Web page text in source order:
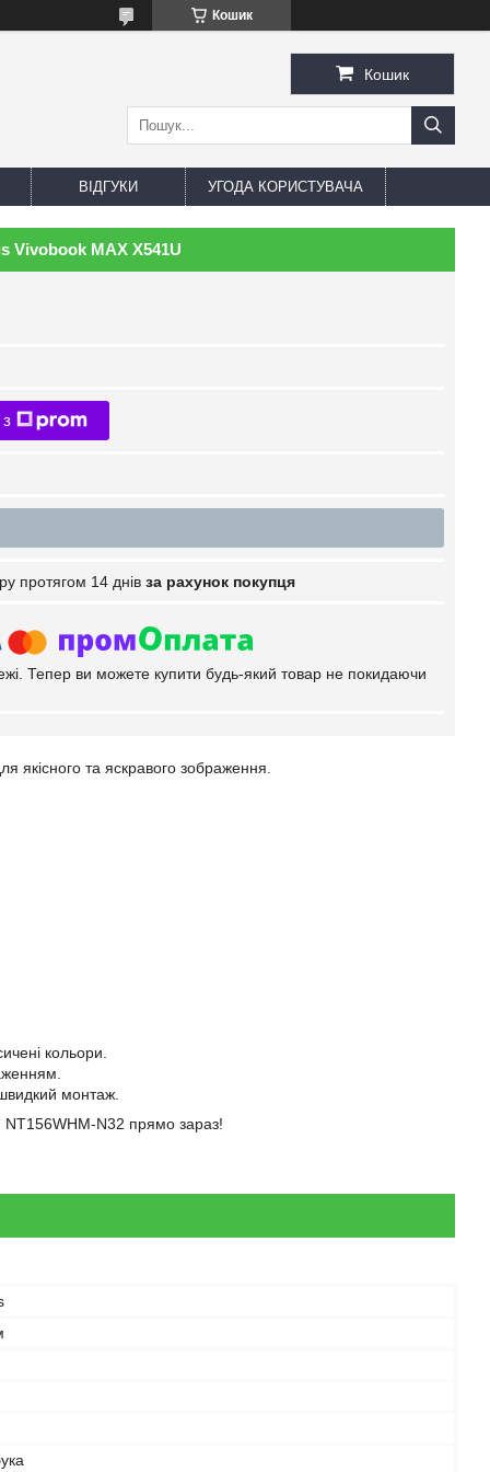
Кошик
Кошик
ВІДГУКИ УГОДА КОРИСТУВАЧА
Vivobook MAX X541U
протягом 14 днів за рахунок покупця
Тепер ви можете купити будь-який товар не покидаючи
та яскравого зображення.
кольори.
монтаж.
NT156WHM-N32 прямо зараз!